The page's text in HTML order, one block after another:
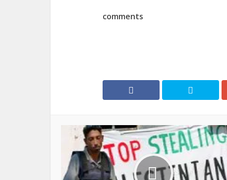
comments